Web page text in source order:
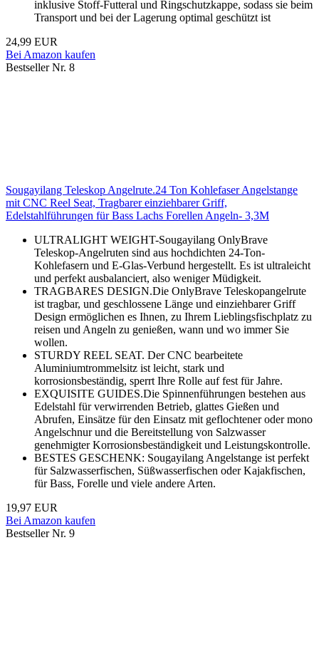
inklusive Stoff-Futteral und Ringschutzkappe, sodass sie beim
Transport und bei der Lagerung optimal geschützt ist
24,99 EUR
Bei Amazon kaufen
Bestseller Nr. 8
Sougayilang Teleskop Angelrute.24 Ton Kohlefaser Angelstange
mit CNC Reel Seat, Tragbarer einziehbarer Griff,
Edelstahlführungen für Bass Lachs Forellen Angeln- 3,3M
ULTRALIGHT WEIGHT-Sougayilang OnlyBrave
Teleskop-Angelruten sind aus hochdichten 24-Ton-
Kohlefasern und E-Glas-Verbund hergestellt. Es ist ultraleicht
und perfekt ausbalanciert, also weniger Müdigkeit.
TRAGBARES DESIGN.Die OnlyBrave Teleskopangelrute
ist tragbar, und geschlossene Länge und einziehbarer Griff
Design ermöglichen es Ihnen, zu Ihrem Lieblingsfischplatz zu
reisen und Angeln zu genießen, wann und wo immer Sie
wollen.
STURDY REEL SEAT. Der CNC bearbeitete
Aluminiumtrommelsitz ist leicht, stark und
korrosionsbeständig, sperrt Ihre Rolle auf fest für Jahre.
EXQUISITE GUIDES.Die Spinnenführungen bestehen aus
Edelstahl für verwirrenden Betrieb, glattes Gießen und
Abrufen, Einsätze für den Einsatz mit geflochtener oder mono
Angelschnur und die Bereitstellung von Salzwasser
genehmigter Korrosionsbeständigkeit und Leistungskontrolle.
BESTES GESCHENK: Sougayilang Angelstange ist perfekt
für Salzwasserfischen, Süßwasserfischen oder Kajakfischen,
für Bass, Forelle und viele andere Arten.
19,97 EUR
Bei Amazon kaufen
Bestseller Nr. 9